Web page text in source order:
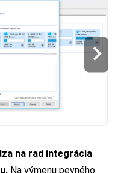
na rad integrácia
Na výmenu pevného